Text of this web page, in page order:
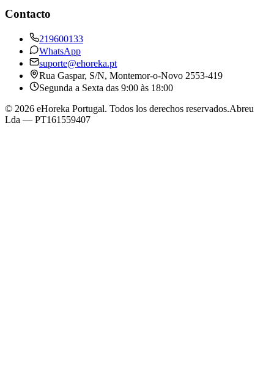
Contacto
219600133
WhatsApp
suporte@ehoreka.pt
Rua Gaspar, S/N, Montemor-o-Novo 2553-419
Segunda a Sexta das 9:00 às 18:00
© 2026 eHoreka Portugal. Todos los derechos reservados.Abreu
Lda — PT161559407